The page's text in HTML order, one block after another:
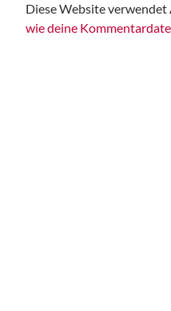
Diese Website verwendet
wie deine